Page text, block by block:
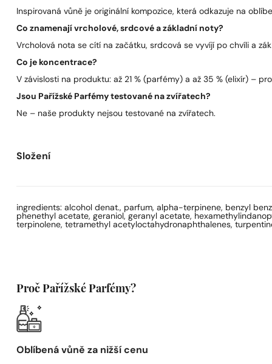
Inspirovaná vůně je originální kompozice, která odkazuje na
Co znamenají vrcholové, srdcové a základní noty?
Vrcholová nota se cítí na začátku, srdcová se vyvíjí po chvíli a
Co je koncentrace?
V závislosti na produktu: až 21 % (parfémy) a až 35 % (elixír) –
Jsou Pařížské Parfémy testované na zvířatech?
Ne – naše produkty nejsou testované na zvířatech.
Složení
ingredients: alcohol denat., parfum, alpha-terpinene, benzyl
phenethyl acetate, geraniol, geranyl acetate,
terpinolene, tetramethyl acetyloctahydronaphthalenes,
Proč Pařížské Parfémy?
Oblíbená vůně za nižší cenu